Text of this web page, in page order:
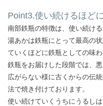
Point3.使い続けるほど
南部鉄瓶の特徴は、使い続け
湯あかは鉄瓶にとって最高の
ていくほどに鉄瓶としての味わ
鉄瓶をお届けした段階では、
広がらない様に古くからの伝
法で焼き付けております。
使い続けていくうちにうるし